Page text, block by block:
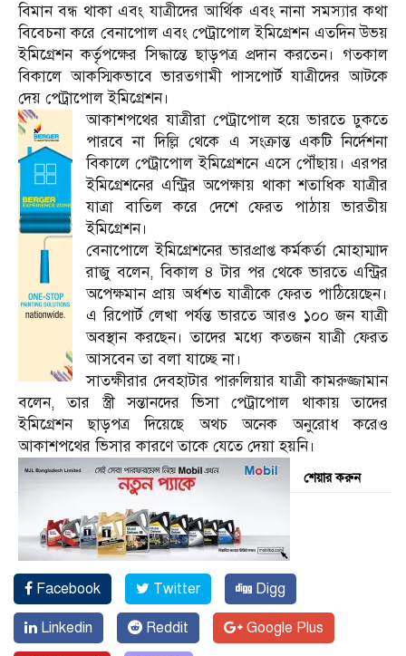
বিমান বন্ধ থাকা এবং যাত্রীদের আর্থিক এবং নানা সমস্যার কথা
বিবেচনা করে বেনাপোল এবং পেট্রাপোল ইমিগ্রেশন এতদিন উভয়
ইমিগ্রেশন কর্তৃপক্ষের সিদ্ধান্তে ছাড়পত্র প্রদান করতেন। গতকাল
বিকালে আকস্মিকভাবে ভারতগামী পাসপোর্ট যাত্রীদের আটকে
দেয় পেট্রাপোল ইমিগ্রেশন।
আকাশপথের যাত্রীরা পেট্রাপোল হয়ে ভারতে ঢুকতে
পারবে না দিল্লি থেকে এ সংক্রান্ত একটি নির্দেশনা
বিকালে পেট্রাপোল ইমিগ্রেশনে এসে পৌঁছায়। এরপর
ইমিগ্রেশনের এন্ট্রির অপেক্ষায় থাকা শতাধিক যাত্রীর
যাত্রা বাতিল করে দেশে ফেরত পাঠায় ভারতীয়
ইমিগ্রেশন।
বেনাপোলে ইমিগ্রেশনের ভারপ্রাপ্ত কর্মকর্তা মোহাম্মাদ
রাজু বলেন, বিকাল ৪ টার পর থেকে ভারতে এন্ট্রির
অপেক্ষমান প্রায় অর্ধশত যাত্রীকে ফেরত পাঠিয়েছেন।
এ রিপোর্ট লেখা পর্যন্ত ভারতে আরও ১০০ জন যাত্রী
অবস্থান করছেন। তাদের মধ্যে কতজন যাত্রী ফেরত
আসবেন তা বলা যাচ্ছে না।
সাতক্ষীরার দেবহাটার পারুলিয়ার যাত্রী কামরুজ্জামান
বলেন, তার স্ত্রী সন্তানদের ভিসা পেট্রাপোল থাকায় তাদের
ইমিগ্রেশন ছাড়পত্র দিয়েছে অথচ অনেক অনুরোধ করেও
আকাশপথের ভিসার কারণে তাকে যেতে দেয়া হয়নি।
শেয়ার করুন
Facebook Twitter Digg
Linkedin Reddit Google Plus